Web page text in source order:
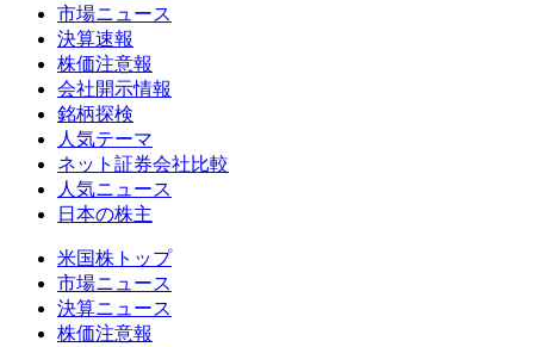
市場ニュース
決算速報
株価注意報
会社開示情報
銘柄探検
人気テーマ
ネット証券会社比較
人気ニュース
日本の株主
米国株トップ
市場ニュース
決算ニュース
株価注意報